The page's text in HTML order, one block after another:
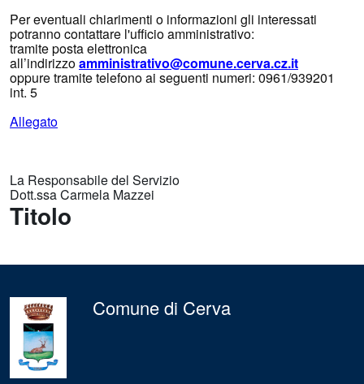
Per eventuali chiarimenti o informazioni gli interessati
potranno contattare l'ufficio amministrativo:
tramite posta elettronica
all’indirizzoamministrativo@comune.cerva.cz.it
oppure tramite telefono ai seguenti numeri: 0961/939201
int. 5
Allegato
La Responsabile del Servizio
Dott.ssa Carmela Mazzei
Titolo
Comune di Cerva